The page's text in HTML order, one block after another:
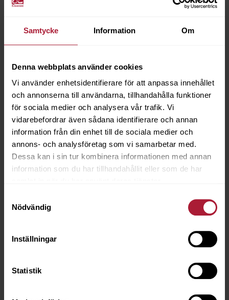
Samtycke Information Om
Denna webbplats använder cookies
Vi använder enhetsidentifierare för att anpassa innehållet
och annonserna till användarna, tillhandahålla funktioner
för sociala medier och analysera vår trafik. Vi
vidarebefordrar även sådana identifierare och annan
information från din enhet till de sociala medier och
annons- och analysföretag som vi samarbetar med.
Dessa kan i sin tur kombinera informationen med annan
information som du har tillhandahållit eller som de har
Nödvändig
Inställningar
Statistik